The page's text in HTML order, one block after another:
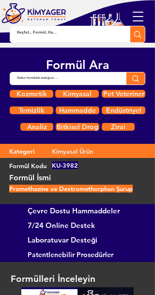
Formül Ara
Kozmetik Kimyasal
Pet Veteriner
Temizlik
Hammadde
Endüstriyel
Analiz
Bitkisel Drog Zirai
Kategori
Kimyasal Ürün
Formül Kodu
KU-3982
Formül İsmi
Promethazine ve Dextromethorphan Şurup
Çevre Dostu Hammaddeler
7/24 Online Destek
Laboratuvar Desteği
Patentlenebilir Prosedürler
Formülleri İnceleyin